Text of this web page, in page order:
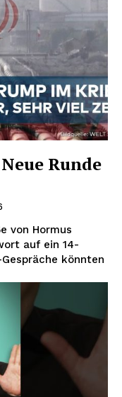
Runde
von Hormus
auf ein 14-
könnten